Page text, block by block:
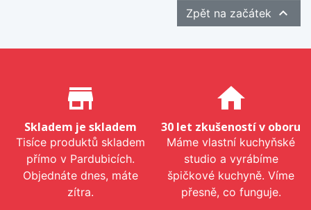
Zpět na začátek 
Proč nakupovat u nás?
store_mall_directory
Skladem je skladem
Tisíce produktů skladem
přímo v Pardubicích.
Objednáte dnes, máte
zítra.
home
30 let zkušeností v oboru
Máme vlastní kuchyňské
studio a vyrábíme
špičkové kuchyně. Víme
přesně, co funguje.